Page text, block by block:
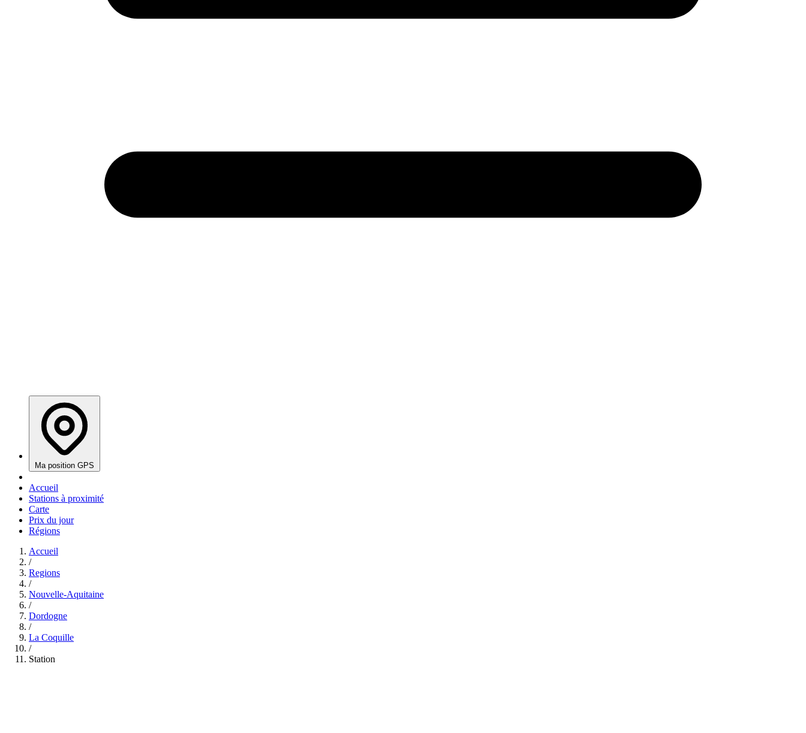
Ma position GPS
Accueil
Stations à proximité
Carte
Prix du jour
Régions
Accueil
/
Regions
/
Nouvelle-Aquitaine
/
Dordogne
/
La Coquille
/
Station